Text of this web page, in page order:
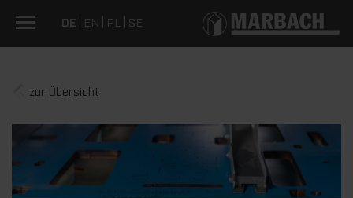
DE EN PL SE
zur Übersicht